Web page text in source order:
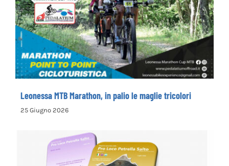
Leonessa MTB Marathon, in palio le maglie
tricolori
Leonessa MTB Marathon, in palio le maglie tricolori
25 Giugno 2026